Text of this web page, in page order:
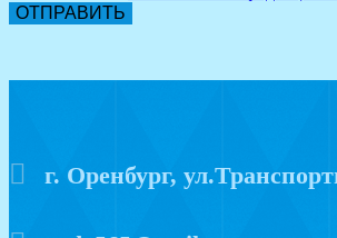
ОТПРАВИТЬ
г. Оренбург,